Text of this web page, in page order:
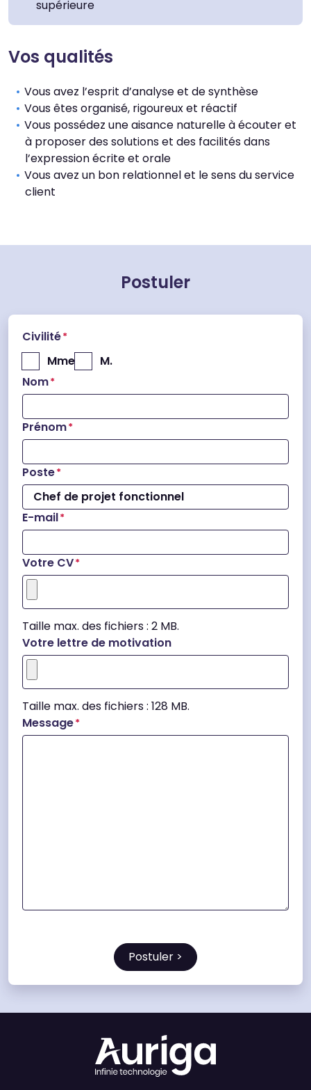
supérieure
Vos qualités
Vous avez l’esprit d’analyse et de synthèse
Vous êtes organisé, rigoureux et réactif
Vous possédez une aisance naturelle à écouter et
à proposer des solutions et des facilités dans
l’expression écrite et orale
Vous avez un bon relationnel et le sens du service
client
Postuler
Civilité*
Mme
M.
Nom*
Prénom*
Poste*
E-mail*
Votre CV*
Taille max. des fichiers : 2 MB.
Votre lettre de motivation
Taille max. des fichiers : 128 MB.
Message*
Défaut
Taille du texte
Interlignage
Défaut Augmenter
Justification
Images
Remplacer par du texte